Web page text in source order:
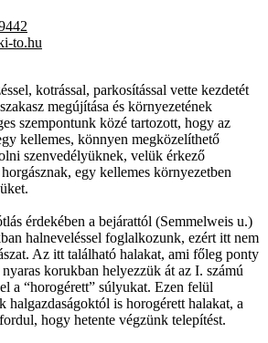
to.hu
kotrással, parkosítással vette kezdetét
megújítása és környezetének
szempontunk közé tartozott, hogy az
kellemes, könnyen megközelíthető
szenvedélyüknek, velük érkező
egy kellemes környezetben
érdekében a bejárattól (Semmelweis u.)
halneveléssel foglalkozunk, ezért itt nem
Az itt található halakat, ami főleg ponty
korukban helyezzük át az I. számú
a “horogérett” súlyukat. Ezen felül
halgazdaságoktól is horogérett halakat, a
hogy hetente végzünk telepítést.